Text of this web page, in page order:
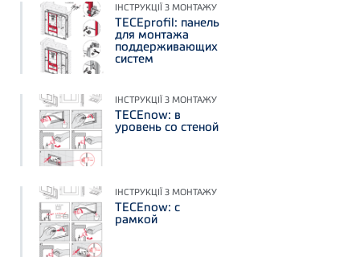
ІНСТРУКЦІЇ З МОНТАЖУ
TECEprofil: панель
для монтажа
поддерживающих
систем
ІНСТРУКЦІЇ З МОНТАЖУ
TECEnow: в
уровень со стеной
ІНСТРУКЦІЇ З МОНТАЖУ
TECEnow: с
рамкой